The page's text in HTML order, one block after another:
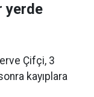
yerde
Çifçi, 3
kayıplara